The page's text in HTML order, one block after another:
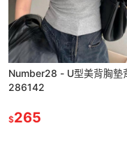
Number28 - U型美背胸墊
286142
$265